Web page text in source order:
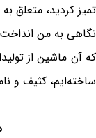
تميز کرديد، متعلق
نگاهی به من
که آن ماشين از
ساخته‌ايم، کثيف و